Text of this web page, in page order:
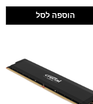
הוספה לסל